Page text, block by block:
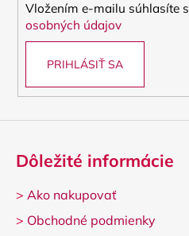
Vložením e-mailu súhlasíte s
osobných údajov
PRIHLÁSIŤ SA
Dôležité informácie
> Ako nakupovať
> Obchodné podmienky